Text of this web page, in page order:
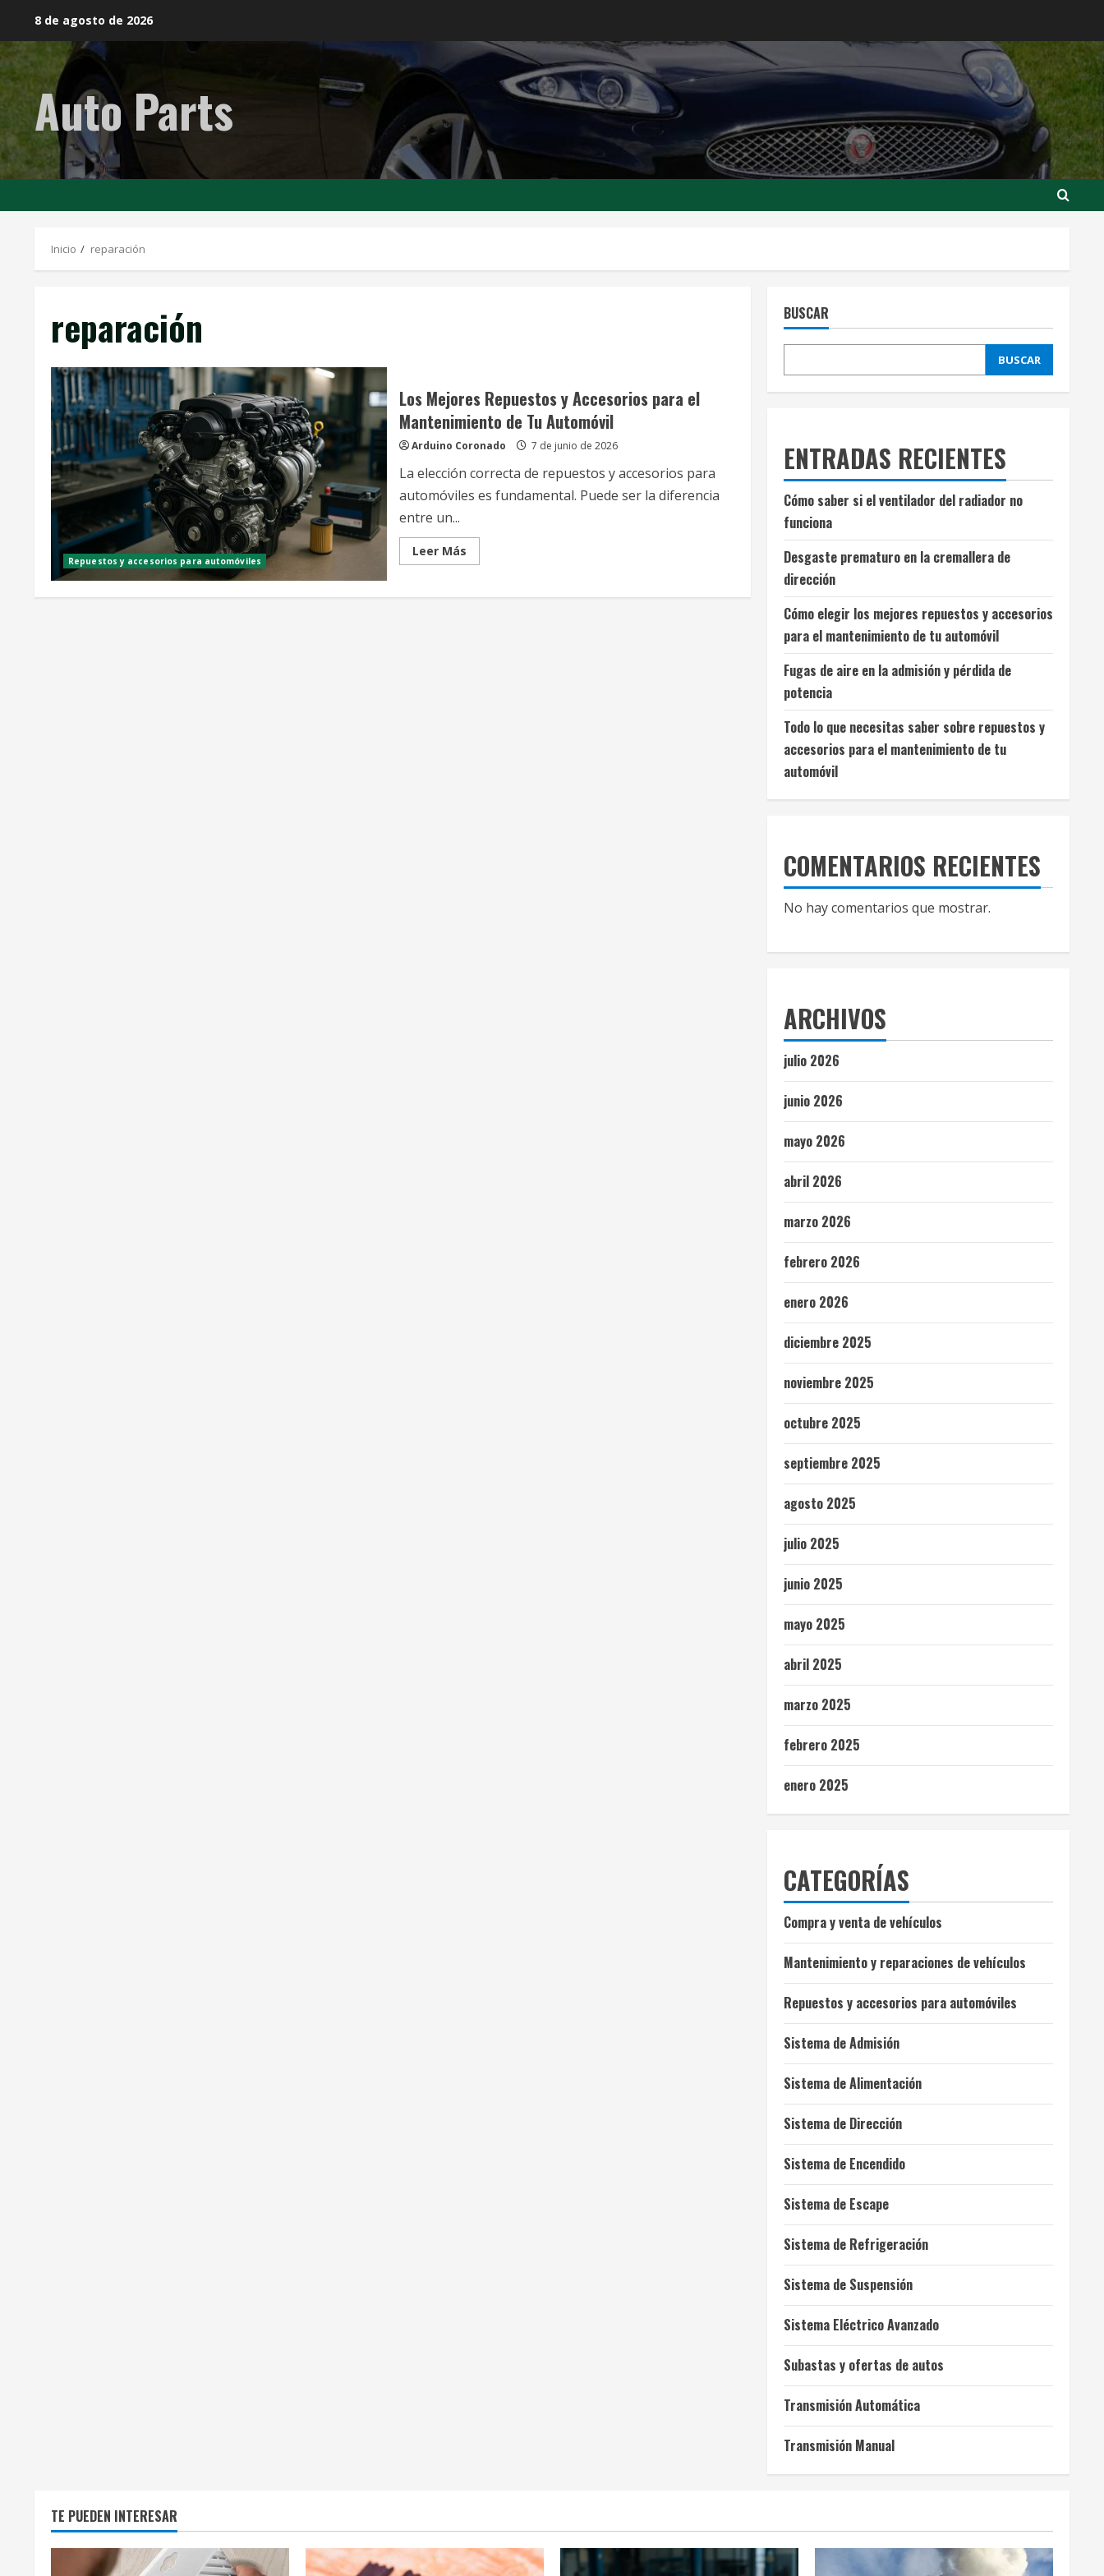
contenido
8 de agosto de 2026
Auto Parts
Inicio reparación
reparación
Repuestos y accesorios para automóviles
Los Mejores Repuestos y Accesorios para el
Mantenimiento de Tu Automóvil
Arduino Coronado 7 de junio de 2026
La elección correcta de repuestos y accesorios para
automóviles es fundamental. Puede ser la diferencia
entre un...
Leer MásLeer
más
Los
BUSCAR
BUSCAR
ENTRADAS RECIENTES
Cómo saber si el ventilador del radiador no
funciona
Desgaste prematuro en la cremallera de
dirección
Cómo elegir los mejores repuestos y accesorios
para el mantenimiento de tu automóvil
Fugas de aire en la admisión y pérdida de
potencia
Todo lo que necesitas saber sobre repuestos y
accesorios para el mantenimiento de tu
automóvil
COMENTARIOS RECIENTES
No hay comentarios que mostrar.
ARCHIVOS
julio 2026
junio 2026
mayo 2026
abril 2026
marzo 2026
febrero 2026
enero 2026
diciembre 2025
noviembre 2025
octubre 2025
septiembre 2025
agosto 2025
julio 2025
junio 2025
mayo 2025
abril 2025
marzo 2025
febrero 2025
enero 2025
CATEGORÍAS
Compra y venta de vehículos
Mantenimiento y reparaciones de vehículos
Repuestos y accesorios para automóviles
Sistema de Admisión
Sistema de Alimentación
Sistema de Dirección
Sistema de Encendido
Sistema de Escape
Sistema de Refrigeración
Sistema de Suspensión
Sistema Eléctrico Avanzado
Subastas y ofertas de autos
Transmisión Automática
Transmisión Manual
TE PUEDEN INTERESAR